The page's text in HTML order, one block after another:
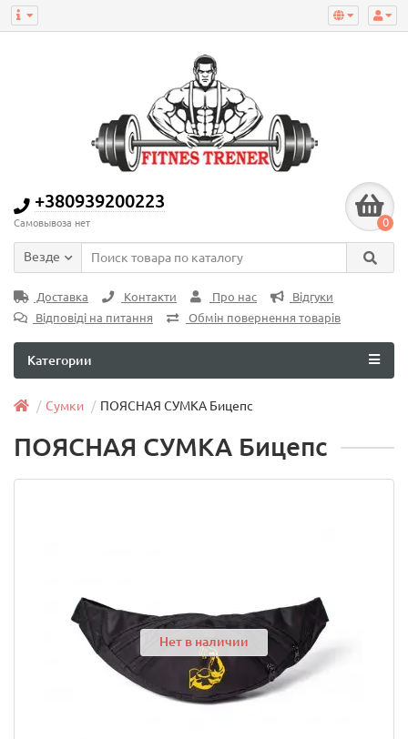
+380939200223
Самовывоза нет 0
Везде
Доставка Контакти Про нас
Відгуки
Відповіді на питання
Обмін повернення товарів
Категории
Сумки ПОЯСНАЯ СУМКА Бицепс
ПОЯСНАЯ СУМКА Бицепс
Нет в наличии